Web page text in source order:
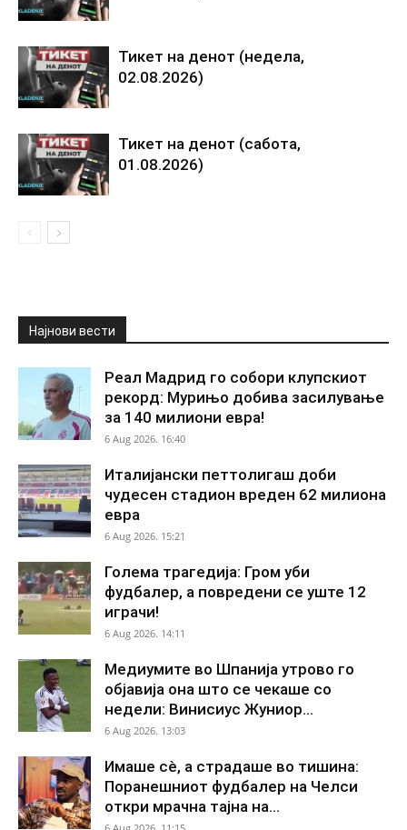
Тикет на денот (недела,
02.08.2026)
Тикет на денот (сабота,
01.08.2026)
Најнови вести
Реал Мадрид го собори клупскиот
рекорд: Мурињо добива засилување
за 140 милиони евра!
6 Aug 2026. 16:40
Италијански петтолигаш доби
чудесен стадион вреден 62 милиона
евра
6 Aug 2026. 15:21
Голема трагедија: Гром уби
фудбалер, а повредени се уште 12
играчи!
6 Aug 2026. 14:11
Медиумите во Шпанија утрово го
објавија она што се чекаше со
недели: Винисиус Жуниор...
6 Aug 2026. 13:03
Имаше сè, а страдаше во тишина:
Поранешниот фудбалер на Челси
откри мрачна тајна на...
6 Aug 2026. 11:15